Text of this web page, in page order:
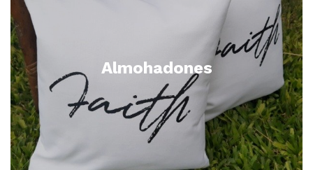
Almohadones